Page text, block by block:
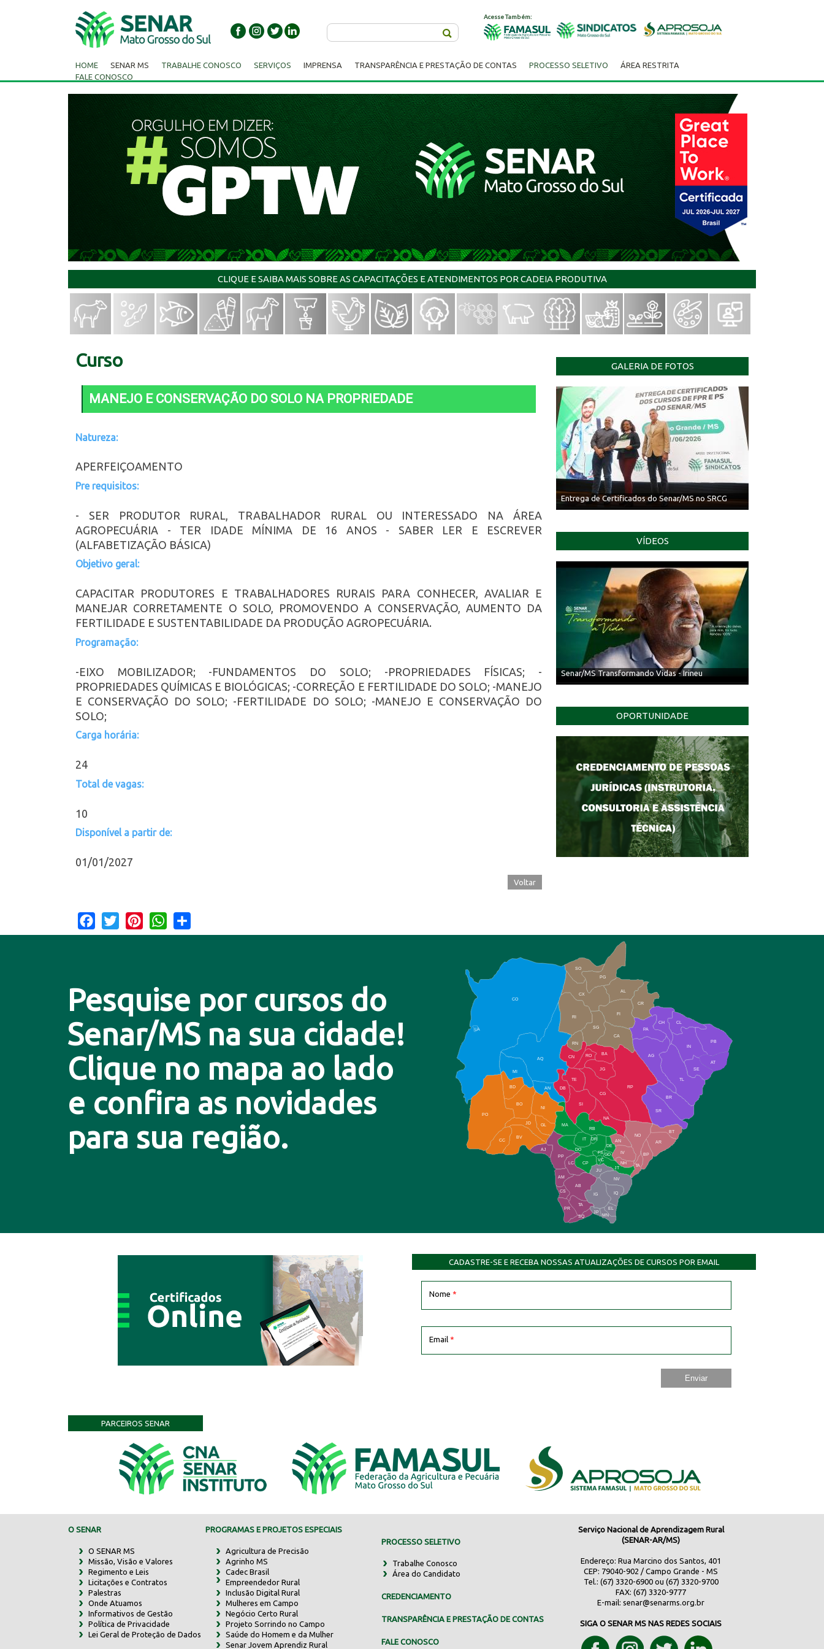
Acesse Também:
HOME SENAR MS TRABALHE CONOSCO SERVIÇOS IMPRENSA TRANSPARÊNCIA E PRESTAÇÃO DE CONTAS PROCESSO SELETIVO
ÁREA RESTRITA
FALE CONOSCO
CLIQUE E SAIBA MAIS SOBRE AS CAPACITAÇÕES E ATENDIMENTOS POR CADEIA PRODUTIVA
GALERIA DE FOTOS
Entrega de Certificados do Senar/MS no SRCG
VÍDEOS
Senar/MS Transformando Vidas - Irineu
OPORTUNIDADE
Curso
MANEJO E CONSERVAÇÃO DO SOLO NA PROPRIEDADE
Natureza:
APERFEIÇOAMENTO
Pre requisitos:
- SER PRODUTOR RURAL, TRABALHADOR RURAL OU INTERESSADO NA ÁREA
AGROPECUÁRIA - TER IDADE MÍNIMA DE 16 ANOS - SABER LER E ESCREVER
(ALFABETIZAÇÃO BÁSICA)
Objetivo geral:
CAPACITAR PRODUTORES E TRABALHADORES RURAIS PARA CONHECER, AVALIAR E
MANEJAR CORRETAMENTE O SOLO, PROMOVENDO A CONSERVAÇÃO, AUMENTO DA
FERTILIDADE E SUSTENTABILIDADE DA PRODUÇÃO AGROPECUÁRIA.
Programação:
-EIXO MOBILIZADOR; -FUNDAMENTOS DO SOLO; -PROPRIEDADES FÍSICAS; -
PROPRIEDADES QUÍMICAS E BIOLÓGICAS; -CORREÇÃO E FERTILIDADE DO SOLO; -MANEJO
E CONSERVAÇÃO DO SOLO; -FERTILIDADE DO SOLO; -MANEJO E CONSERVAÇÃO DO
SOLO;
Carga horária:
24
Total de vagas:
10
Disponível a partir de:
01/01/2027
Voltar
Facebook
Twitter PinterestWhatsApp
Pesquise por cursos do
Senar/MS na sua cidade!
Clique no mapa ao lado
e confira as novidades
para sua região.
CO
AQ
MI
AN
CX
RI
AL
CR
FI
SG
BA
CA
PA
CH CL
PB
SE
TL
AG
BR
SR
BT
AR
RP
RO
JG
CG
SI
NA
TA
NH
JT
RB
MA
IT
DR
DO
CP
JU
NV
IQ
EL
BD
BO
NI
JD
PO
BV
CC
PP
AJ
LC
AM
AB
JP
DB
TE
CS
PR
TA
SQ
IG
MN
IN
NO
BP
RN
CN
GL
AN
IV
FS
VC
GD
DE
AT
PG
SO
LA
CADASTRE-SE E RECEBA NOSSAS ATUALIZAÇÕES DE CURSOS POR EMAIL
Nome *
Email *
PARCEIROS SENAR
O SENAR
O SENAR MS
Missão, Visão e Valores
Regimento e Leis
Licitações e Contratos
Palestras
Onde Atuamos
Informativos de Gestão
Política de Privacidade
Lei Geral de Proteção de Dados
PROGRAMAS E PROJETOS ESPECIAIS
Agricultura de Precisão
Agrinho MS
Cadec Brasil
Empreendedor Rural
Inclusão Digital Rural
Mulheres em Campo
Negócio Certo Rural
Projeto Sorrindo no Campo
Saúde do Homem e da Mulher
Senar Jovem Aprendiz Rural
PROCESSO SELETIVO
Trabalhe Conosco
Área do Candidato
CREDENCIAMENTO
TRANSPARÊNCIA E PRESTAÇÃO DE CONTAS
FALE CONOSCO
Serviço Nacional de Aprendizagem Rural
(SENAR-AR/MS)
Endereço: Rua Marcino dos Santos, 401
CEP: 79040-902 / Campo Grande - MS
Tel.: (67) 3320-6900 ou (67) 3320-9700
FAX: (67) 3320-9777
E-mail:senar@senarms.org.br
SIGA O SENAR MS NAS REDES SOCIAIS